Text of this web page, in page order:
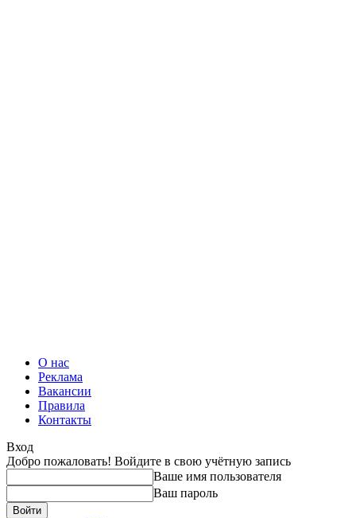
О нас
Реклама
Вакансии
Правила
Контакты
Вход
Добро пожаловать! Войдите в свою учётную запись
Ваше имя пользователя
Ваш пароль